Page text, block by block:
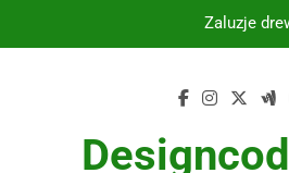
Żaluzje
Utylizacja